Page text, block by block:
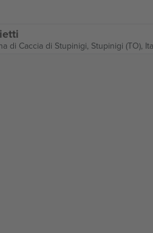
di Caccia di Stupinigi, Stupinigi (TO),